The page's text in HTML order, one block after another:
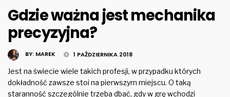
Gdzie ważna jest mechanika
precyzyjna?
BY: MAREK 1 PAŹDZIERNIKA 2018
Jest na świecie wiele takich profesji, w przypadku których
dokładność zawsze stoi na pierwszym miejscu. O taką
staranność szczególnie trzeba dbać, gdy w grę wchodzi